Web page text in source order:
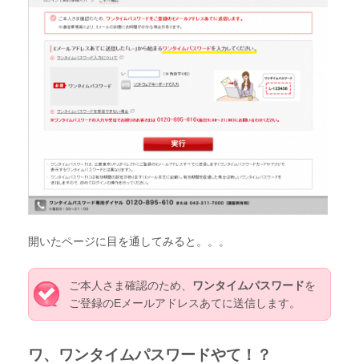
開いたページに目を通してみると。。。
ご本人さま確認のため、 ワンタイムパスワードを
ご登録のEメールアドレスあてに送信します。
ワ、ワンタイムパスワードやて！？